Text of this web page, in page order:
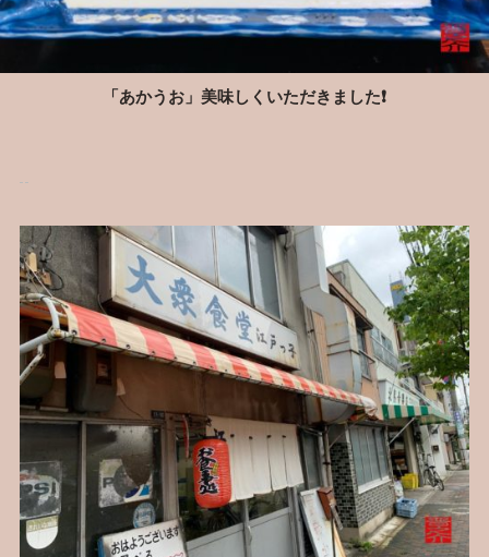
「あかうお」美味しくいただきました❗️